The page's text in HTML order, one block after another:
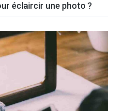
éclaircir une photo ?